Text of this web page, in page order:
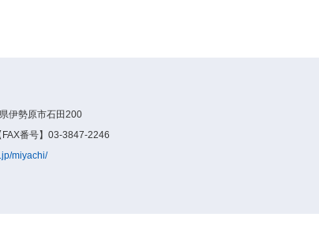
伊勢原市石田200
FAX番号】03-3847-2246
miyachi/